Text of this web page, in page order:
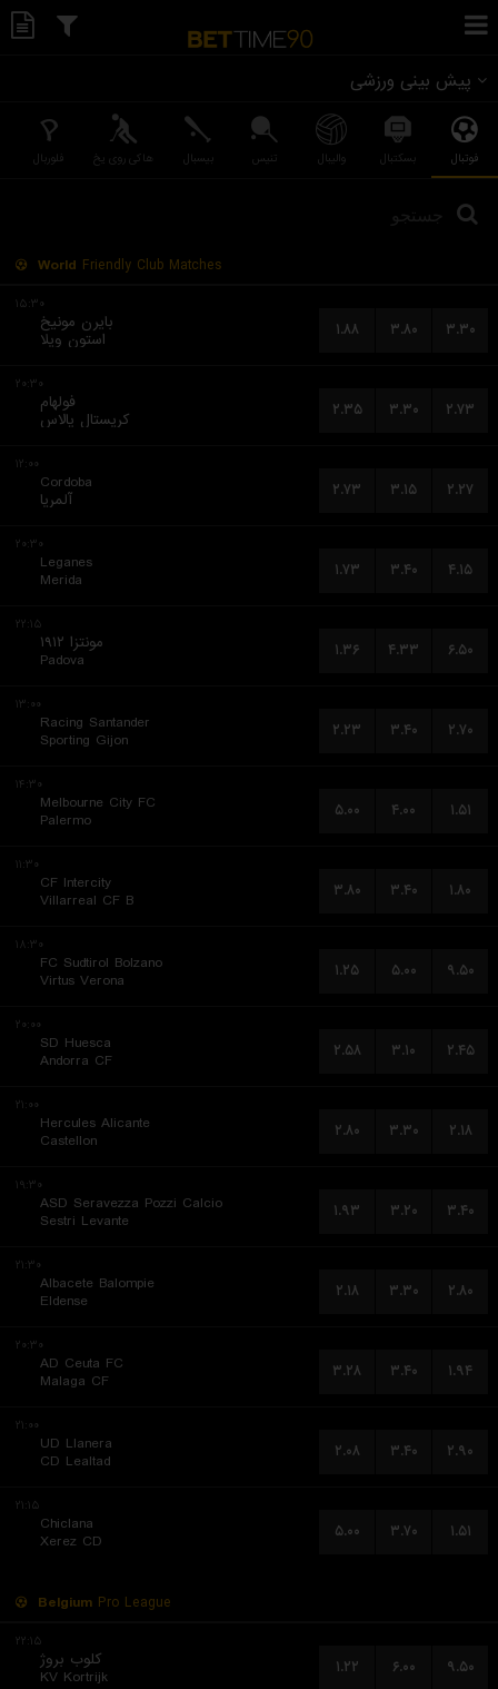
پیش بینی ورزشی
فوتبال بسکتبال والیبال تنیس بیسبال هاکی روی یخ فلوربال
World Friendly Club Matches
۱۵:۳۰
بایرن مونیخ
استون ویلا
۱.۸۸ ۳.۸۰ ۳.۳۰
۲۰:۳۰
فولهام
کریستال پالاس
۲.۳۵ ۳.۳۰ ۲.۷۳
۱۲:۰۰
Cordoba
آلمریا
۲.۷۳ ۳.۱۵ ۲.۲۷
۲۰:۳۰
Leganes
Merida
۱.۷۳ ۳.۴۰ ۴.۱۵
۲۲:۱۵
مونتزا ۱۹۱۲
Padova
۱.۳۶ ۴.۳۳ ۶.۵۰
۱۳:۰۰
Racing Santander
Sporting Gijon
۲.۲۳ ۳.۴۰ ۲.۷۰
۱۴:۳۰
Melbourne City FC
Palermo
۵.۰۰ ۴.۰۰ ۱.۵۱
۱۱:۳۰
CF Intercity
Villarreal CF B
۳.۸۰ ۳.۴۰ ۱.۸۰
۱۸:۳۰
FC Sudtirol Bolzano
Virtus Verona
۱.۲۵ ۵.۰۰ ۹.۵۰
۲۰:۰۰
SD Huesca
Andorra CF
۲.۵۸ ۳.۱۰ ۲.۴۵
۲۱:۰۰
Hercules Alicante
Castellon
۲.۸۰ ۳.۳۰ ۲.۱۸
۱۹:۳۰
ASD Seravezza Pozzi Calcio
Sestri Levante
۱.۹۳ ۳.۲۰ ۳.۴۰
۲۱:۳۰
Albacete Balompie
Eldense
۲.۱۸ ۳.۳۰ ۲.۸۰
۲۰:۳۰
AD Ceuta FC
Malaga CF
۳.۲۸ ۳.۴۰ ۱.۹۴
۲۱:۰۰
UD Llanera
CD Lealtad
۲.۰۸ ۳.۴۰ ۲.۹۰
۲۱:۱۵
Chiclana
Xerez CD
۵.۰۰ ۳.۷۰ ۱.۵۱
Belgium Pro League
۲۲:۱۵
کلوب بروژ
KV Kortrijk
۱.۲۲ ۶.۰۰ ۹.۵۰